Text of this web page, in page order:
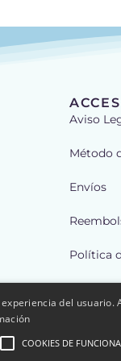
Aviso
Método
Envíos
Política
del
COOKIES DE